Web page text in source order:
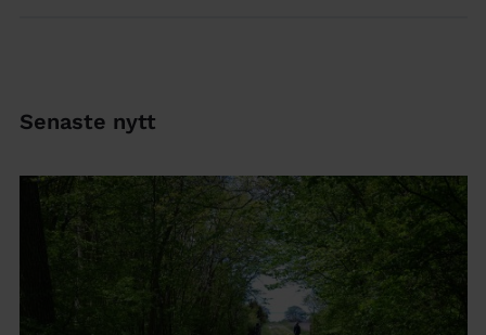
Senaste nytt